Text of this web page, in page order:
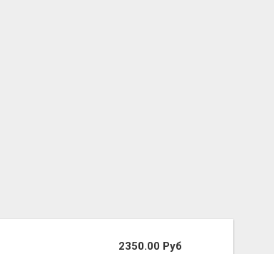
2350.00 Руб